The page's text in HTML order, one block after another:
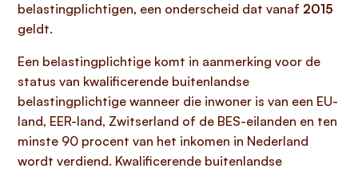
belastingplichtigen, een onderscheid dat vanaf 2015
geldt.
Een belastingplichtige komt in aanmerking voor de
status van kwalificerende buitenlandse
belastingplichtige wanneer die inwoner is van een EU-
land, EER-land, Zwitserland of de BES-eilanden en ten
minste 90 procent van het inkomen in Nederland
wordt verdiend. Kwalificerende buitenlandse